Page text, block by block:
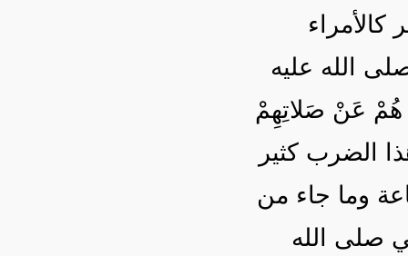
الله عليه
هُمْ عَنْ صَلاتِهِمْ
الضرب كثير
وما جاء من
صلى الله